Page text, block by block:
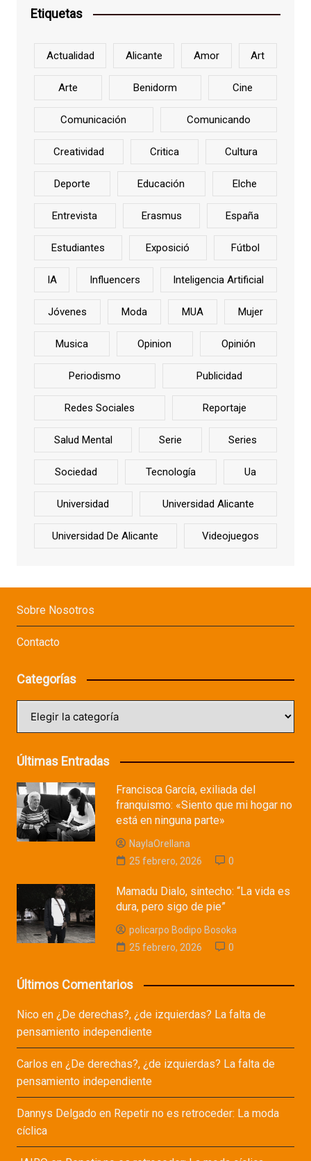
Etiquetas
Actualidad Alicante Amor Art
Arte Benidorm Cine
Comunicación Comunicando
Creatividad Critica Cultura
Deporte Educación Elche
Entrevista Erasmus España
Estudiantes Exposició Fútbol
IA Influencers Inteligencia Artificial
Jóvenes Moda MUA Mujer
Musica Opinion Opinión
Periodismo Publicidad
Redes Sociales Reportaje
Salud Mental Serie Series
Sociedad Tecnología Ua
Universidad Universidad Alicante
Universidad De Alicante Videojuegos
Sobre Nosotros
Contacto
Categorías
Últimas Entradas
Francisca García, exiliada del
franquismo: «Siento que mi hogar no
está en ninguna parte»
NaylaOrellana
25 febrero, 2026
0
Mamadu Dialo, sintecho: “La vida es
dura, pero sigo de pie”
policarpo Bodipo Bosoka
25 febrero, 2026
0
Últimos Comentarios
Nicoen ¿De derechas?, ¿de izquierdas? La falta de
pensamiento independiente
Carlos en ¿De derechas?, ¿de izquierdas? La falta de
pensamiento independiente
Dannys Delgadoen Repetir no es retroceder: La moda
cíclica